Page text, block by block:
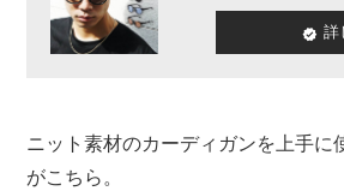
詳
ニット素材のカーディガンを上手に
がこちら。